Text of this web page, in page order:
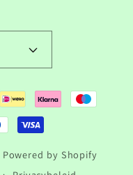
Powered by Shopify